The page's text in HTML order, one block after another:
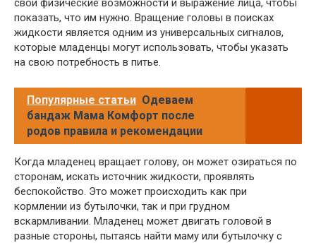
свои физические возможности и выражение лица, чтобы
показать, что им нужно. Вращение головы в поисках
жидкости является одним из универсальных сигналов,
которые младенцы могут использовать, чтобы указать
на свою потребность в питье.
Популярные статьи Одеваем
бандаж Мама Комфорт после
родов правила и рекомендации
Когда младенец вращает голову, он может озираться по
сторонам, искать источник жидкости, проявлять
беспокойство. Это может происходить как при
кормлении из бутылочки, так и при грудном
вскармливании. Младенец может двигать головой в
разные стороны, пытаясь найти маму или бутылочку с